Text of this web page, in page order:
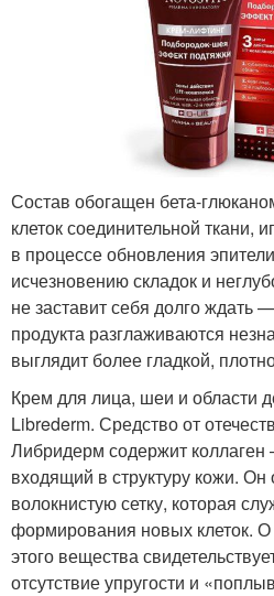
Состав обогащен бета-
клеток соединительной ткани,
в процессе обновления
исчезновению складок и
не заставит себя долго ждать
продукта разглаживаются
выглядит более гладкой,
Крем для лица, шеи и области
Librederm. Средство от
Либридерм содержит коллаген
входящий в структуру кожи. Он
волокнистую сетку, которая
формирования новых клеток.
этого вещества
отсутствие упругости и